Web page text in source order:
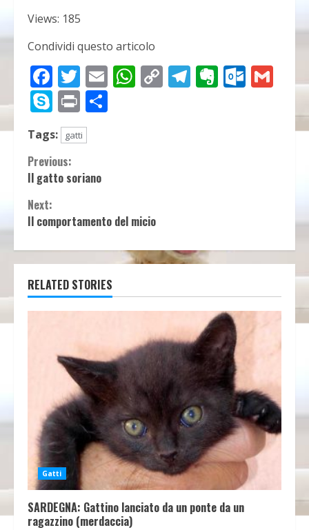
Views: 185
Condividi questo articolo
Facebook
Twitter
EmailWhatsApp
CopyTelegram
Evernote
Skype
Print
Tags: gatti
Continue
Reading
Previous:
Il gatto soriano
Next:
Il comportamento del micio
RELATED STORIES
Gatti
SARDEGNA: Gattino lanciato da un ponte da un
ragazzino (merdaccia)